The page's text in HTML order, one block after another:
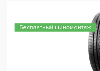
Бесплатный шиномонтаж